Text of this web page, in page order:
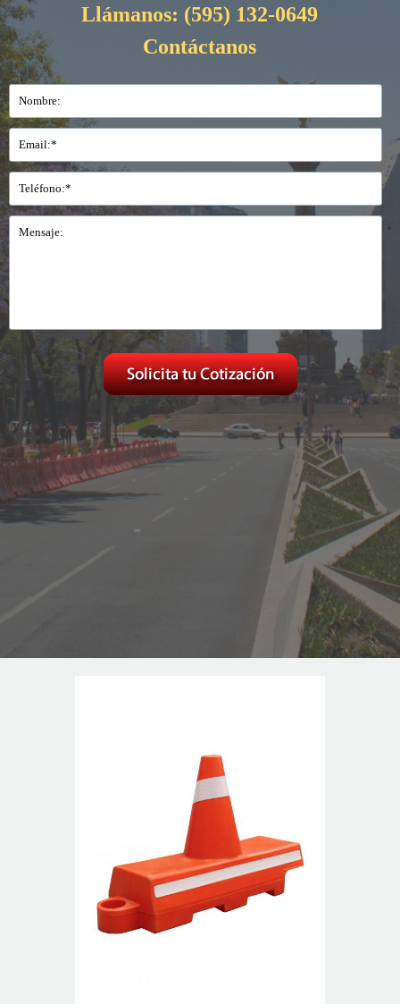
Llámanos: (595) 132-0649
Contáctanos